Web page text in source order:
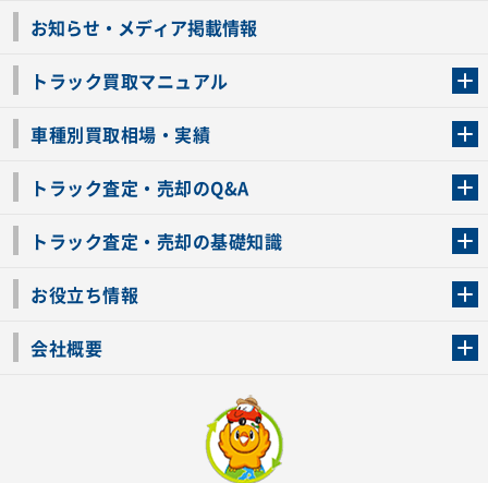
お知らせ・メディア掲載情報
トラック買取マニュアル
車種別買取相場・実績
トラック査定・売却のQ&A
トラック査定・売却の基礎知識
お役立ち情報
会社概要